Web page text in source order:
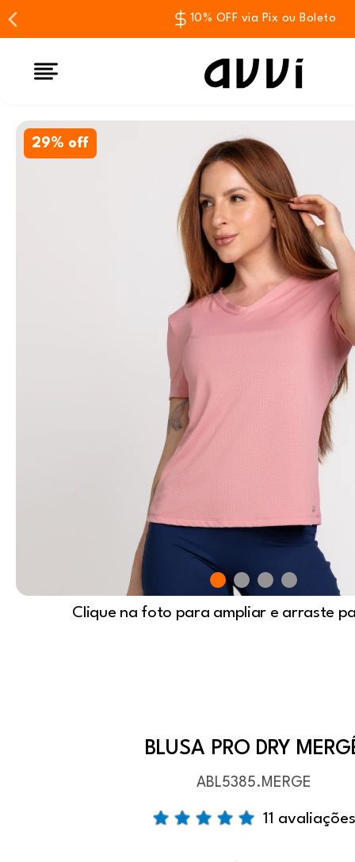
10% OFF via Pix ou Boleto
29% off
Clique na foto para ampliar e arraste
BLUSA PRO DRY
ABL5385.MERGE
11 avaliações